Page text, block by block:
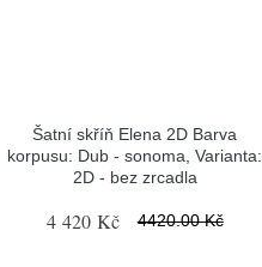
Šatní skříň Elena 2D Barva
korpusu: Dub - sonoma, Varianta:
2D - bez zrcadla
4 420 Kč 4420.00 Kč